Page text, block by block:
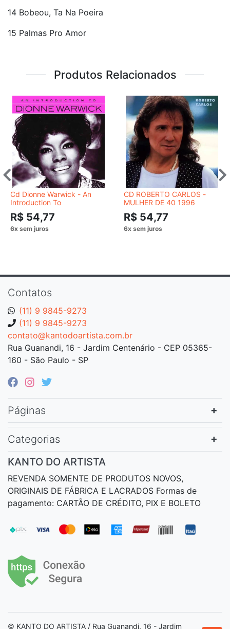
14 Bobeou, Ta Na Poeira
15 Palmas Pro Amor
Produtos Relacionados
Cd Dionne Warwick - An
Introduction To
R$ 54,77
CD ROBERTO CARLOS -
MULHER DE 40 1996
R$ 54,77
Contatos
(11) 9 9845-9273
(11) 9 9845-9273
contato@kantodoartista.com.br
Rua Guanandi, 16 - Jardim Centenário - CEP 05365-
160 - São Paulo - SP
Páginas
Categorias
KANTO DO ARTISTA
REVENDA SOMENTE DE PRODUTOS NOVOS,
ORIGINAIS DE FÁBRICA E LACRADOS Formas de
pagamento: CARTÃO DE CRÉDITO, PIX E BOLETO
© KANTO DO ARTISTA / Rua Guanandi, 16 - Jardim